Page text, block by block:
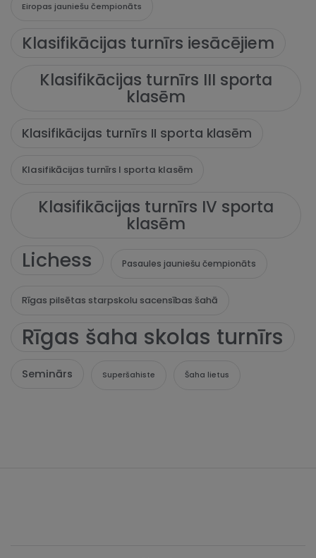
Eiropas jauniešu čempionāts
Klasifikācijas turnīrs iesācējiem
Klasifikācijas turnīrs III sporta
klasēm
Klasifikācijas turnīrs II sporta klasēm
Klasifikācijas turnīrs I sporta klasēm
Klasifikācijas turnīrs IV sporta
klasēm
Lichess Pasaules jauniešu čempionāts
Rīgas pilsētas starpskolu sacensības šahā
Rīgas šaha skolas turnīrs
Seminārs Superšahiste Šaha lietus